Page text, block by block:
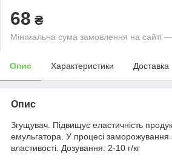
68 ₴
Мінімальна сума замовлення на сайті
Опис Характеристики Доставка
Опис
Згущувач. Підвищує еластичність
емульгатора. У процесі заморожування
властивості. Дозування: 2-10 г/кг